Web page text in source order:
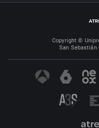
Copyright ©
San Sebastián